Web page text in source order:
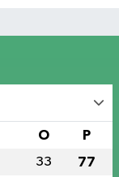
O P
33 77